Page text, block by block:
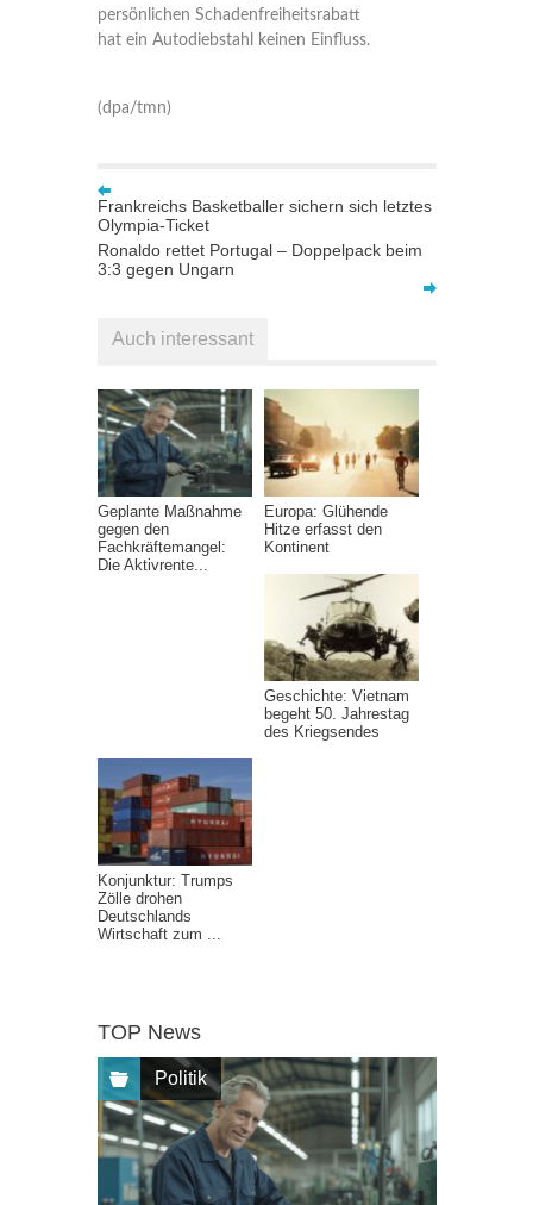
persönlichen Schadenfreiheitsrabatt
hat ein Autodiebstahl keinen Einfluss.
(dpa/tmn)
Frankreichs Basketballer sichern sich letztes
Olympia-Ticket
Ronaldo rettet Portugal – Doppelpack beim
3:3 gegen Ungarn
Auch interessant
Geplante Maßnahme
gegen den
Fachkräftemangel:
Die Aktivrente...
Europa: Glühende
Hitze erfasst den
Kontinent
Geschichte: Vietnam
begeht 50. Jahrestag
des Kriegsendes
Konjunktur: Trumps
Zölle drohen
Deutschlands
Wirtschaft zum ...
TOP News
Politik